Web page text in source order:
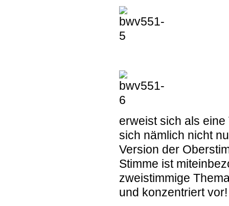
erweist sich als
sich nämlich nicht
Version der
Stimme ist
zweistimmige
und konzentriert vor!